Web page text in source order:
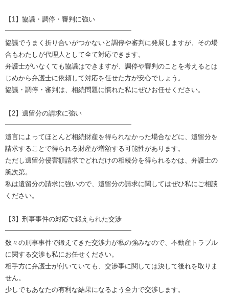
【1】協議・調停・審判に強い
━━━━━━━━━━━━━━━━━━━
協議でうまく折り合いがつかないと調停や審判に発展しますが、その場
合もわたしが代理人として全て対応できます。
弁護士がいなくても協議はできますが、調停や審判のことを考えるとは
じめから弁護士に依頼して対応を任せた方が安心でしょう。
協議・調停・審判は、相続問題に慣れた私にぜひお任せください。
【2】遺留分の請求に強い
━━━━━━━━━━━━━━━━━━━
遺言によってほとんど相続財産を得られなかった場合などに、遺留分を
請求することで得られる財産が増額する可能性があります。
ただし遺留分侵害額請求でどれだけの相続分を得られるかは、弁護士の
腕次第。
私は遺留分の請求に強いので、遺留分の請求に関してはぜひ私にご相談
ください。
【3】刑事事件の対応で鍛えられた交渉
━━━━━━━━━━━━━━━━━━━
数々の刑事事件で鍛えてきた交渉力が私の強みなので、不動産トラブル
に関する交渉も私にお任せください。
相手方に弁護士が付いていても、交渉事に関しては決して後れを取りま
せん。
少しでもあなたの有利な結果になるよう全力で交渉します。